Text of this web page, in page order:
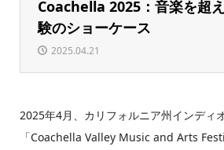
Coachella 2025：音楽を超
験のショーケース
2025.04.21
2025年4月、カリフォルニア州インディ
「Coachella Valley Music and Arts